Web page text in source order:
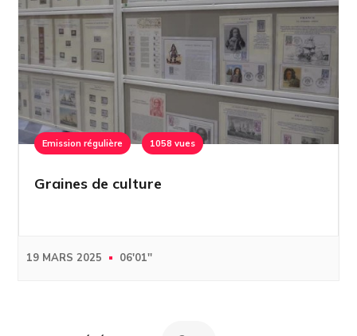
Emission régulière 1058 vues
Graines de culture
19 MARS 2025 06'01''